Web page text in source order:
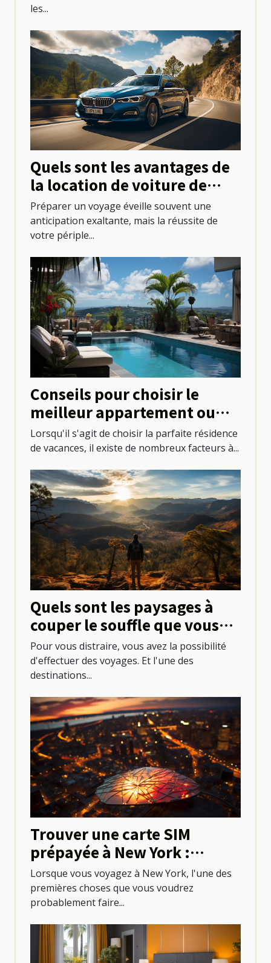
les...
Quels sont les avantages de
la location de voiture de
tourisme pour explorer une
destination ?
Préparer un voyage éveille souvent une
anticipation exaltante, mais la réussite de
votre périple...
Conseils pour choisir le
meilleur appartement ou
villa avec piscine à Saint-
Martin
Lorsqu'il s'agit de choisir la parfaite résidence
de vacances, il existe de nombreux facteurs à...
Quels sont les paysages à
couper le souffle que vous
pouvez découvrir au
Mexique ?
Pour vous distraire, vous avez la possibilité
d'effectuer des voyages. Et l'une des
destinations...
Trouver une carte SIM
prépayée à New York :
options et emplacements
Lorsque vous voyagez à New York, l'une des
premières choses que vous voudrez
probablement faire...